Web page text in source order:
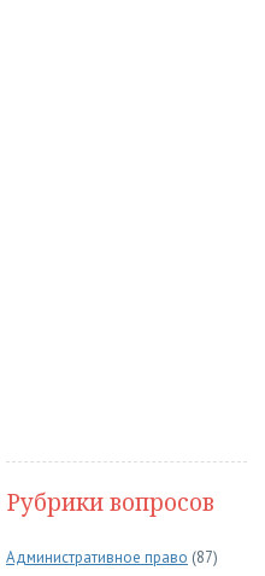
Рубрики вопросов
Административное право (87)